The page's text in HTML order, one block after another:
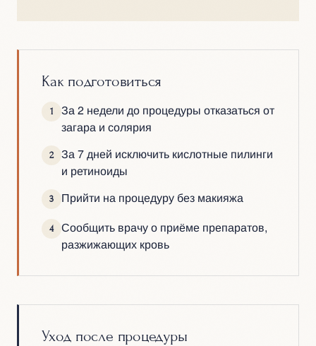
Как подготовиться
1
За 2 недели до процедуры отказаться от
загара и солярия
2
За 7 дней исключить кислотные пилинги
и ретиноиды
3 Прийти на процедуру без макияжа
4
Сообщить врачу о приёме препаратов,
разжижающих кровь
Уход после процедуры